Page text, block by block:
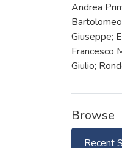
Andrea
Giuseppe;
Francesco
Giulio;
Browse
Recent